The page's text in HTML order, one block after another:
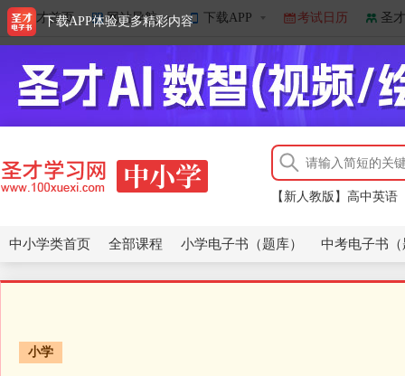
圣才首页 网站导航 下载APP 考试日历 圣
【新人教版】高中英语
北京市高考英语题库（
【新人教版】高中英
中小学类首页 全部课程 小学电子书（题库） 中考电子书
小学
下载APP体验更多精彩内容